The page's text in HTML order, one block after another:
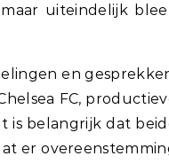
uiteindelijk
en
FC,
is belangrijk dat
er